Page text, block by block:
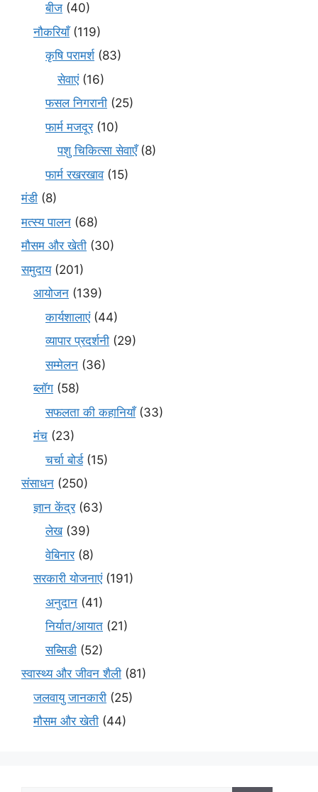
बीज (40)
नौकरियाँ(119)
कृषि परामर्श(83)
सेवाएं(16)
फसल निगरानी (25)
फार्म मजदूर(10)
पशु चिकित्सा सेवाएँ(8)
फार्म रखरखाव(15)
मंडी (8)
मत्स्य पालन (68)
मौसम और खेती (30)
समुदाय(201)
आयोजन (139)
कार्यशालाएं(44)
व्यापार प्रदर्शनी (29)
सम्मेलन (36)
ब्लॉग (58)
सफलता की कहानियाँ(33)
मंच (23)
चर्चा बोर्ड(15)
संसाधन (250)
ज्ञान केंद्र(63)
लेख(39)
वेबिनार(8)
सरकारी योजनाएं(191)
अनुदान (41)
निर्यात/आयात (21)
सब्सिडी (52)
स्वास्थ्य और जीवन शैली (81)
जलवायु जानकारी (25)
मौसम और खेती (44)